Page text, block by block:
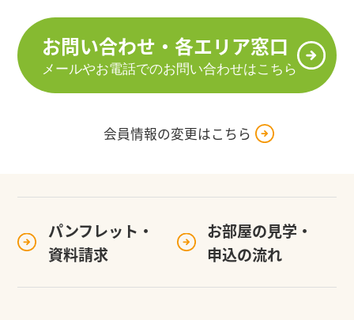
お問い合わせ・各エリア窓口
メールやお電話でのお問い合わせはこちら
会員情報の変更はこちら
パンフレット・
資料請求
お部屋の見学・
申込の流れ